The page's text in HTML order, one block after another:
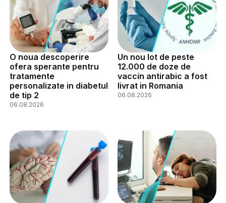
O noua descoperire
ofera sperante pentru
tratamente
personalizate in diabetul
de tip 2
06.08.2026
Un nou lot de peste
12.000 de doze de
vaccin antirabic a fost
livrat in Romania
06.08.2026